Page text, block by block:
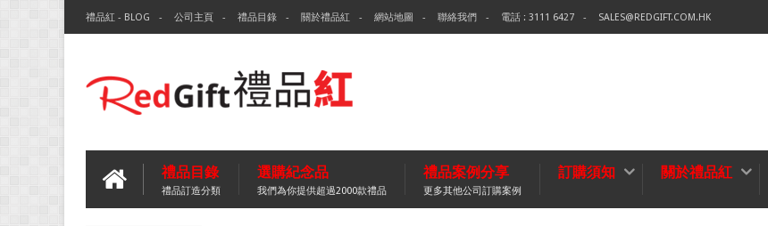
禮品紅 - BLOG 公司主頁 禮品目錄 關於禮品紅 網站地圖 聯絡我們 電話 : 3111 6427 SALES@REDGIFT.COM.HK
禮品目錄
禮品訂造分類
選購紀念品
我們為你提供超過2000款禮品
禮品案例分享
更多其他公司訂購案例
訂購須知 關於禮品紅